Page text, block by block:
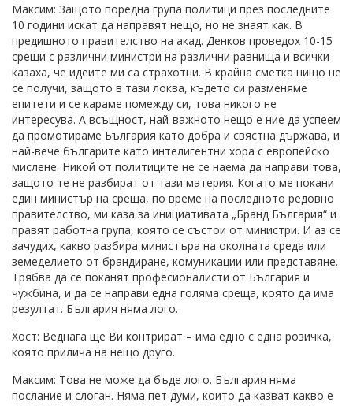
Максим: Защото поредна група политици през последните
10 години искат да направят нещо, но не знаят как. В
предишното правителство на акад. Денков проведох 10-15
срещи с различни министри на различни равнища и всички
казаха, че идеите ми са страхотни. В крайна сметка нищо не
се получи, защото в тази локва, където си разменяме
епитети и се караме помежду си, това никого не
интересува. А всъщност, най-важното нещо е ние да успеем
да промотираме България като добра и свястна държава, и
най-вече българите като интелигентни хора с европейско
мислене. Никой от политиците не се наема да направи това,
защото те не разбират от тази материя. Когато ме покани
един министър на среща, по време на последното редовно
правителство, ми каза за инициативата „Бранд България“ и
правят работна група, която се състои от министри. И аз се
зачудих, какво разбира министъра на околната среда или
земеделието от брандиране, комуникации или представяне.
Трябва да се поканят професионалисти от България и
чужбина, и да се направи една голяма среща, която да има
резултат. България няма лого.
Хост: Веднага ще Ви контрират – има едно с една розичка,
която прилича на нещо друго.
Максим: Това не може да бъде лого. България няма
послание и слоган. Няма пет думи, които да казват какво е